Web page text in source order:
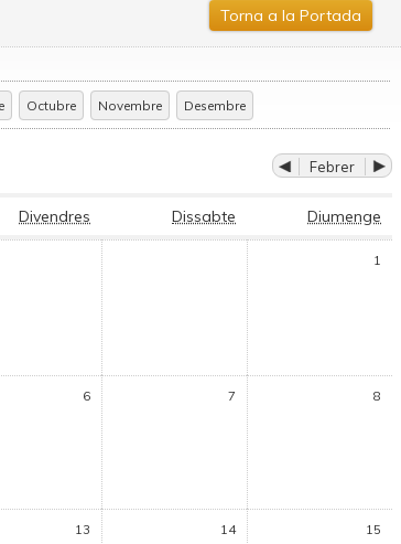
Torna a la Portada
Octubre Novembre Desembre
Febrer
Divendres Dissabte Diumenge
1
6 7 8
13 14 15